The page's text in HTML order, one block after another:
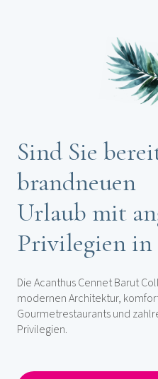
Sind Sie
brandneuen
Urlaub mit
Privilegien in
Die Acanthus Cennet Barut
modernen Architektur,
Gourmetrestaurants und
Privilegien.